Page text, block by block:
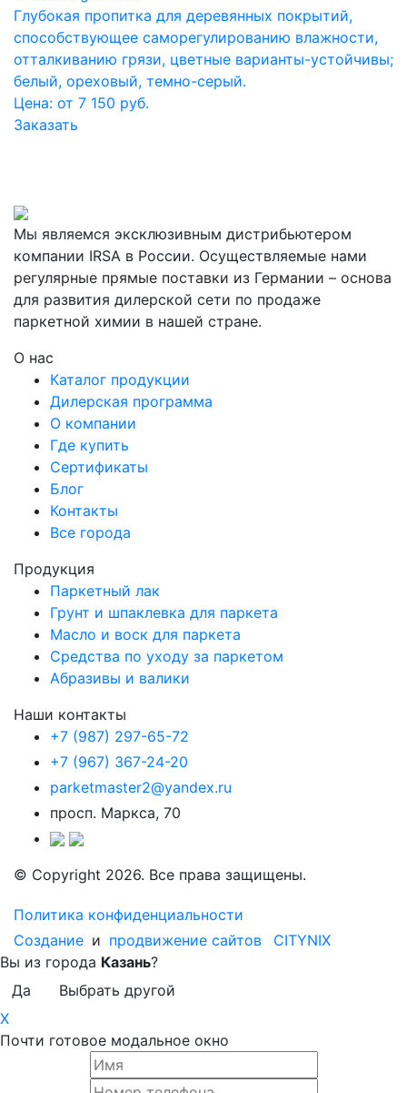
Глубокая пропитка для деревянных покрытий,
способствующее саморегулированию влажности,
отталкиванию грязи, цветные варианты-устойчивы;
белый, ореховый, темно-серый.
Цена: от 7 150 руб.
Заказать
Мы являемся эксклюзивным дистрибьютером
компании IRSA в России. Осуществляемые нами
регулярные прямые поставки из Германии – основа
для развития дилерской сети по продаже
паркетной химии в нашей стране.
О нас
Каталог продукции
Дилерская программа
О компании
Где купить
Сертификаты
Блог
Контакты
Все города
Продукция
Паркетный лак
Грунт и шпаклевка для паркета
Масло и воск для паркета
Средства по уходу за паркетом
Абразивы и валики
Наши контакты
+7 (987) 297-65-72
+7 (967) 367-24-20
parketmaster2@yandex.ru
просп. Маркса, 70
© Copyright 2026. Все права защищены.
Политика конфиденциальности
Создание и продвижение сайтов
CITYNIX
Вы из города Казань?
Да
Выбрать другой
X
Почти готовое модальное окно